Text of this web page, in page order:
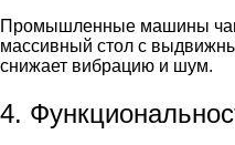
Промышленные машины
массивный стол с
снижает вибрацию и шум.
4.